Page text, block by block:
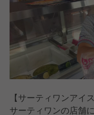
【サーティワンアイ
サーティワンの店舗